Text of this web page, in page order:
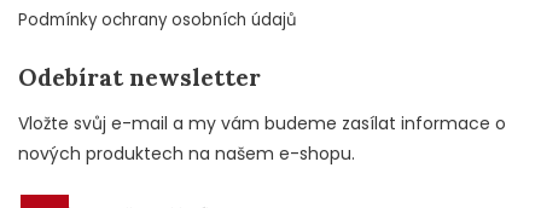
Podmínky ochrany osobních údajů
Odebírat newsletter
Vložte svůj e-mail a my vám budeme zasílat informace o
nových produktech na našem e-shopu.